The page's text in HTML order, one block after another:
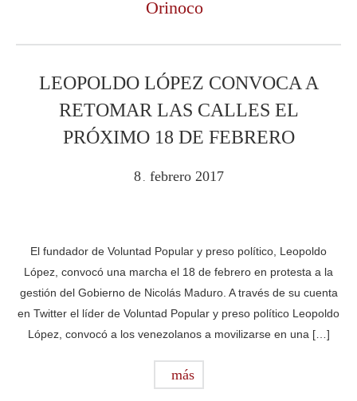
Orinoco
LEOPOLDO LÓPEZ CONVOCA A
RETOMAR LAS CALLES EL
PRÓXIMO 18 DE FEBRERO
8 . febrero 2017
El fundador de Voluntad Popular y preso político, Leopoldo
López, convocó una marcha el 18 de febrero en protesta a la
gestión del Gobierno de Nicolás Maduro. A través de su cuenta
en Twitter el líder de Voluntad Popular y preso político Leopoldo
López, convocó a los venezolanos a movilizarse en una […]
más